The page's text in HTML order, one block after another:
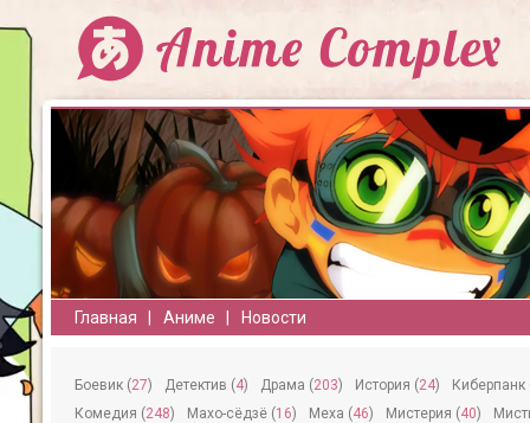
Главная Аниме Новости
Боевик (27) Детектив (4) Драма (203) История (24)
Киберпанк
Комедия (248) Махо-сёдзё (16) Меха (46) Мистерия (40)